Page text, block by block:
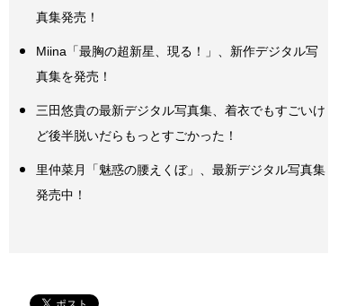
真集発売！
Miina「最胸の超新星、現る！」、新作デジタル写
真集を発売！
三田悠貴の最新デジタル写真集、着衣でもすごいけ
ど後半脱いだらもっとすごかった！
里仲菜月「魅惑の腰えくぼ」、最新デジタル写真集
発売中！